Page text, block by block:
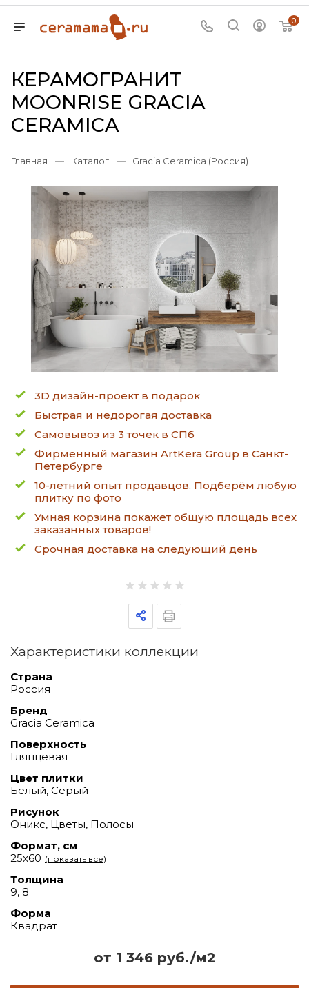
0
КЕРАМОГРАНИТ
MOONRISE GRACIA
CERAMICA
Главная — Каталог — Gracia Ceramica (Россия)
3D дизайн-проект в подарок
Быстрая и недорогая доставка
Самовывоз из 3 точек в СПб
Фирменный магазин ArtKera Group в Санкт-
Петербурге
10-летний опыт продавцов. Подберём любую
плитку по фото
Умная корзина покажет общую площадь всех
заказанных товаров!
Срочная доставка на следующий день
от 1 346 руб./м2
Характеристики коллекции
Страна
Россия
Бренд
Gracia Ceramica
Поверхность
Глянцевая
Цвет плитки
Белый, Серый
Рисунок
Оникс, Цветы, Полосы
Формат, см
25x60 (показать все)
Толщина
9, 8
Форма
Квадрат